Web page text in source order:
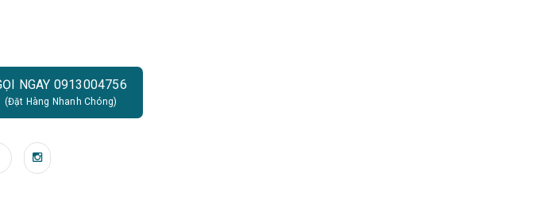
NGAY 0913004756
(Đặt Hàng Nhanh Chóng)